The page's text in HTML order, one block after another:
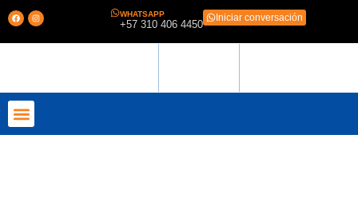
WHATSAPP
+57 310 406 4450
Iniciar conversación